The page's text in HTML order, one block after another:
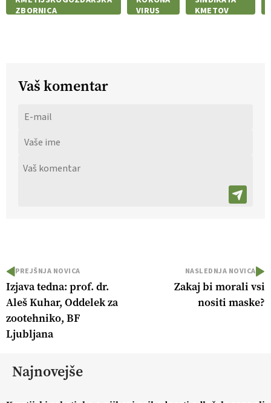
ZBORNICA
VIRUS
KMETOV
Vaš komentar
PREJŠNJA NOVICA
Izjava tedna: prof. dr.
Aleš Kuhar, Oddelek za
zootehniko, BF
Ljubljana
NASLEDNJA NOVICA
Zakaj bi morali vsi
nositi maske?
Najnovejše